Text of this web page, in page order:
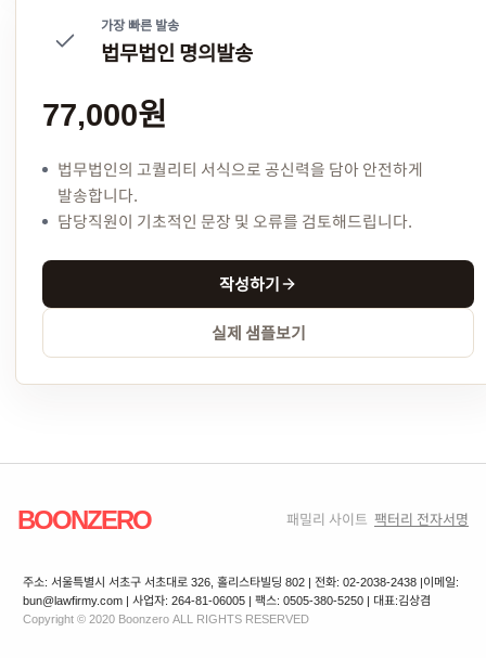
가장 빠른 발송
법무법인 명의발송
77,000원
법무법인의 고퀄리티 서식으로 공신력을 담아 안전하게
발송합니다.
담당직원이 기초적인 문장 및 오류를 검토해드립니다.
작성하기
실제 샘플보기
BOONZERO 패밀리 사이트 팩터리 전자서명
주소: 서울특별시 서초구 서초대로 326, 홀리스타빌딩 802 | 전화: 02-2038-2438 |이메일:
bun@lawfirmy.com | 사업자: 264-81-06005 | 팩스: 0505-380-5250 | 대표:김상겸
Copyright © 2020 Boonzero ALL RIGHTS RESERVED